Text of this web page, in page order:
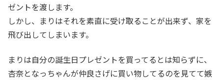
ゼントを渡します。
しかし、まりはそれを素直に受け取ることが出来ず、家を
飛び出してしまいます。
まりは自分の誕生日プレゼントを買ってるとは知らずに、
杏奈となっちゃんが仲良さげに買い物してるのを見てて嫉